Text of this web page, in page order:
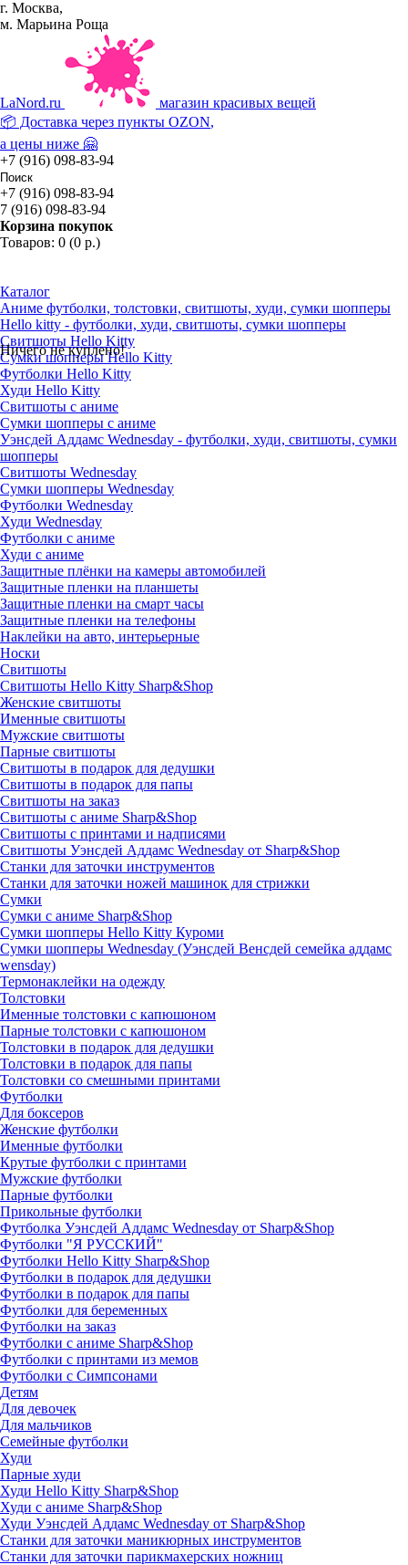
г. Москва,
м. Марьина Роща
LaNord.ru
магазин красивых вещей
📦 Доставка через пункты OZON,
а цены ниже 🤗
+7 (916) 098-83-94
+7 (916) 098-83-94
7 (916) 098-83-94
Корзина покупок
Товаров: 0 (0 р.)
Ничего не куплено!
Каталог
Аниме футболки, толстовки, свитшоты, худи, сумки шопперы
Hello kitty - футболки, худи, свитшоты, сумки шопперы
Свитшоты Hello Kitty
Сумки шопперы Hello Kitty
Футболки Hello Kitty
Худи Hello Kitty
Свитшоты с аниме
Сумки шопперы с аниме
Уэнсдей Аддамс Wednesday - футболки, худи, свитшоты, сумки
шопперы
Свитшоты Wednesday
Сумки шопперы Wednesday
Футболки Wednesday
Худи Wednesday
Футболки с аниме
Худи с аниме
Защитные плёнки на камеры автомобилей
Защитные пленки на планшеты
Защитные пленки на смарт часы
Защитные пленки на телефоны
Наклейки на авто, интерьерные
Носки
Свитшоты
Cвитшоты Hello Kitty Sharp&Shop
Женские свитшоты
Именные свитшоты
Мужские свитшоты
Парные свитшоты
Свитшоты в подарок для дедушки
Свитшоты в подарок для папы
Свитшоты на заказ
Свитшоты с аниме Sharp&Shop
Свитшоты с принтами и надписями
Свитшоты Уэнсдей Аддамс Wednesday от Sharp&Shop
Станки для заточки инструментов
Станки для заточки ножей машинок для стрижки
Сумки
Сумки с аниме Sharp&Shop
Сумки шопперы Hello Kitty Куроми
Сумки шопперы Wednesday (Уэнсдей Венсдей семейка аддамс
wensday)
Термонаклейки на одежду
Толстовки
Именные толстовки с капюшоном
Парные толстовки с капюшоном
Толстовки в подарок для дедушки
Толстовки в подарок для папы
Толстовки со смешными принтами
Футболки
Для боксеров
Женские футболки
Именные футболки
Крутые футболки с принтами
Мужские футболки
Парные футболки
Прикольные футболки
Футболка Уэнсдей Аддамс Wednesday от Sharp&Shop
Футболки "Я РУССКИЙ"
Футболки Hello Kitty Sharp&Shop
Футболки в подарок для дедушки
Футболки в подарок для папы
Футболки для беременных
Футболки на заказ
Футболки с аниме Sharp&Shop
Футболки с принтами из мемов
Футболки с Симпсонами
Детям
Для девочек
Для мальчиков
Семейные футболки
Худи
Парные худи
Худи Hello Kitty Sharp&Shop
Худи с аниме Sharp&Shop
Худи Уэнсдей Аддамс Wednesday от Sharp&Shop
Станки для заточки маникюрных инструментов
Станки для заточки парикмахерских ножниц